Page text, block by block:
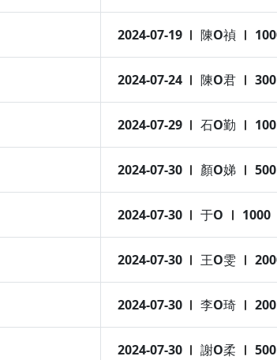
2024-07-19 陳O禎
2024-07-24 陳O君 300
2024-07-29 石O勤 100
2024-07-30 顏O娣 500
2024-07-30 于O 1000
2024-07-30 王O雯
2024-07-30 李O琦 200
2024-07-30 謝O柔 500